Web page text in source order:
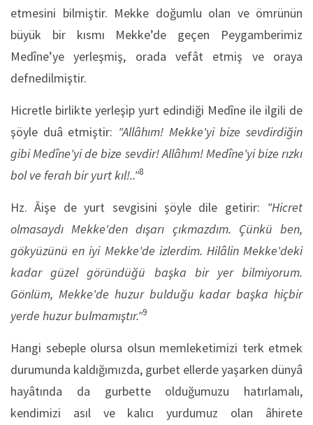
etmesini bilmiştir. Mekke doğumlu olan ve ömrünün
büyük bir kısmı Mekke’de geçen Peygamberimiz
Medîne’ye yerleşmiş, orada vefât etmiş ve oraya
defnedilmiştir.
Hicretle birlikte yerleşip yurt edindiği Medîne ile ilgili de
şöyle duâ etmiştir: "Allâhım! Mekke'yi bize sevdirdiğin
gibi Medîne'yi de bize sevdir! Allâhım! Medîne'yi bize rızkı
bol ve ferah bir yurt kıl!.."8
Hz. Âişe de yurt sevgisini şöyle dile getirir: "Hicret
olmasaydı Mekke'den dışarı çıkmazdım. Çünkü ben,
gökyüzünü en iyi Mekke'de izlerdim. Hilâlin Mekke'deki
kadar güzel göründüğü başka bir yer bilmiyorum.
Gönlüm, Mekke'de huzur bulduğu kadar başka hiçbir
yerde huzur bulmamıştır."9
Hangi sebeple olursa olsun memleketimizi terk etmek
durumunda kaldığımızda, gurbet ellerde yaşarken dünyâ
hayâtında da gurbette olduğumuzu hatırlamalı,
kendimizi asıl ve kalıcı yurdumuz olan âhirete